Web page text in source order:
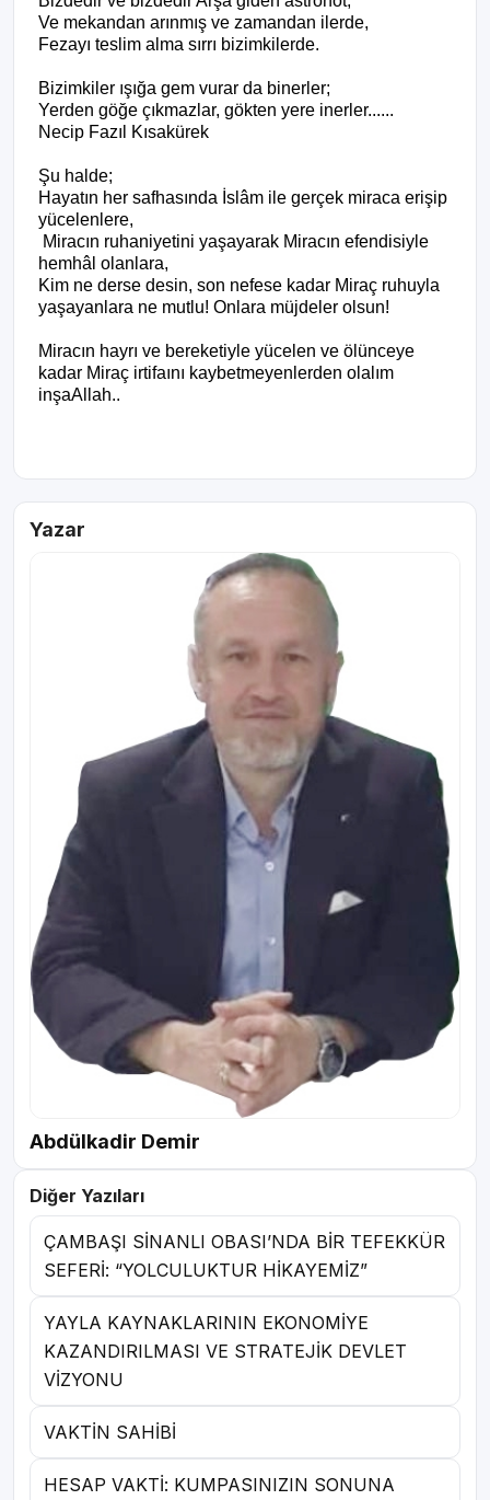
Ve mekandan arınmış ve zamandan ilerde,
Fezayı teslim alma sırrı bizimkilerde.
Bizimkiler ışığa gem vurar da binerler;
Yerden göğe çıkmazlar, gökten yere inerler......
Necip Fazıl Kısakürek
Şu halde;
Hayatın her safhasında İslâm ile gerçek miraca erişip
yücelenlere,
Miracın ruhaniyetini yaşayarak Miracın efendisiyle
hemhâl olanlara,
Kim ne derse desin, son nefese kadar Miraç ruhuyla
yaşayanlara ne mutlu! Onlara müjdeler olsun!
Miracın hayrı ve bereketiyle yücelen ve ölünceye
kadar Miraç irtifaını kaybetmeyenlerden olalım
inşaAllah..
Yazar
Abdülkadir Demir
Diğer Yazıları
ÇAMBAŞI SİNANLI OBASI’NDA BİR TEFEKKÜR
SEFERİ: “YOLCULUKTUR HİKAYEMİZ”
YAYLA KAYNAKLARININ EKONOMİYE
KAZANDIRILMASI VE STRATEJİK DEVLET
VİZYONU
VAKTİN SAHİBİ
HESAP VAKTİ: KUMPASINIZIN SONUNA